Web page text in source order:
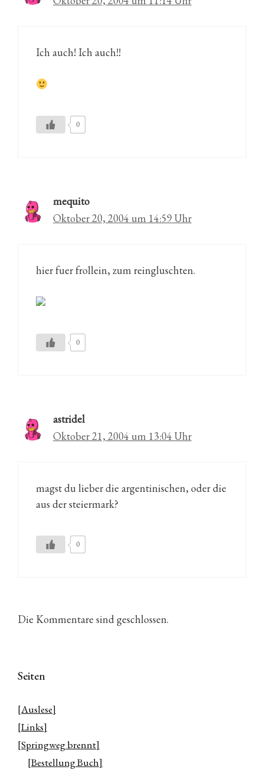
Ich auch! Ich auch!!
0
mequito
Oktober 20, 2004 um 14:59 Uhr
hier fuer frollein, zum reingluschten.
0
astridel
Oktober 21, 2004 um 13:04 Uhr
magst du lieber die argentinischen, oder die
aus der steiermark?
0
Die Kommentare sind geschlossen.
Seiten
[Auslese]
[Links]
[Springweg brennt]
[Bestellung Buch]